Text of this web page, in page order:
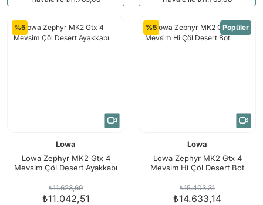
%5
Lowa
Lowa Zephyr MK2 Gtx 4
Mevsim Çöl Desert Ayakkabı
₺11.623,69
₺11.042,51
%5 Popüler
Lowa
Lowa Zephyr MK2 Gtx 4
Mevsim Hi Çöl Desert Bot
₺15.403,31
₺14.633,14